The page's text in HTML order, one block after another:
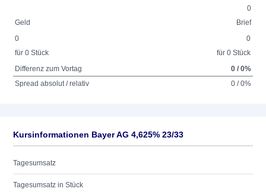
0
Geld
Brief
0
für 0 Stück
0
für 0 Stück
Differenz zum Vortag
0 / 0%
Spread absolut / relativ
0 / 0%
Kursinformationen Bayer AG 4,625% 23/33
Tagesumsatz
Tagesumsatz in Stück